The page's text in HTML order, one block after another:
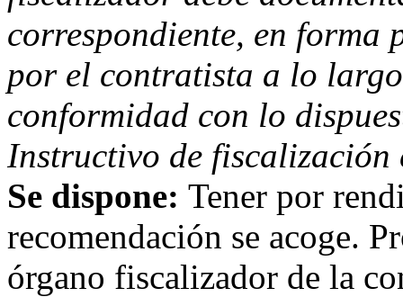
correspondiente, en forma
por el contratista a lo
conformidad con lo
Instructivo de
Se dispone: Tener por
recomendación se acoge.
órgano fiscalizador de la